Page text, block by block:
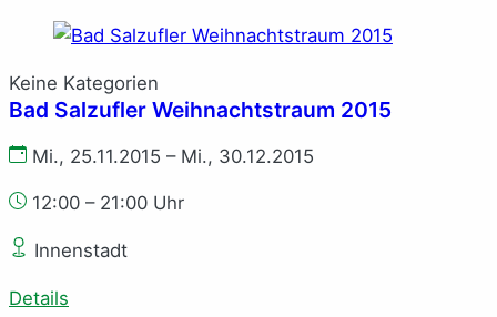
Keine Kategorien
Bad Salzufler Weihnachtstraum 2015
Mi., 25.11.2015 – Mi., 30.12.2015
12:00 – 21:00 Uhr
Innenstadt
Details